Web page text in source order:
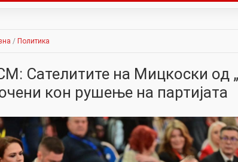
/ Политика
Сателитите на Мицкоски од
кон рушење на партијата